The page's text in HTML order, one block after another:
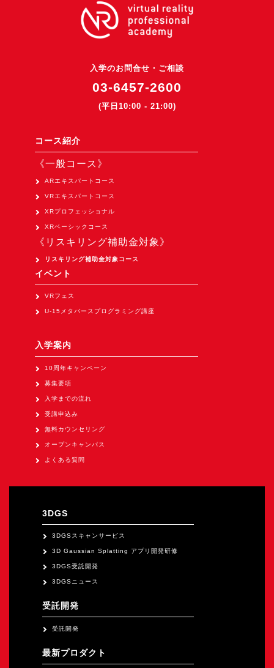
《最新プロダクト》
超体験★販促システム『XR Showcase Hub』2025年4月発売
バーチャルイベントプラットフォーム『MetaLiveStage』2025年
3D空間キャプチャーアプリ『Qoocan』
製造現場を革新する！『XR Worksupport Hub』開発中
>XR Museum『Artlogue』開発中
《企業研修》
Unity研修
HoloLens 2 アプリ開発研修
《研究会》
XRビジネスフォーラム
（1/8～10東京ビッグサイト）に出展。
Tsumiki Community Day 2026
（5/27～28 秋葉原UDX）に出展。
《求人》
オンライン
入学のお問合せ・ご相談
03-6457-2600
(平日10:00 - 21:00)
コース紹介
《一般コース》
ARエキスパートコース
VRエキスパートコース
XRプロフェッショナル
XRベーシックコース
《リスキリング補助金対象》
リスキリング補助金対象コース
イベント
VRフェス
U-15メタバースプログラミング講座
入学案内
10周年キャンペーン
募集要項
入学までの流れ
受講申込み
無料カウンセリング
オープンキャンパス
よくある質問
3DGS
3DGSスキャンサービス
3D Gaussian Splatting アプリ開発研修
3DGS受託開発
3DGSニュース
受託開発
受託開発
最新プロダクト